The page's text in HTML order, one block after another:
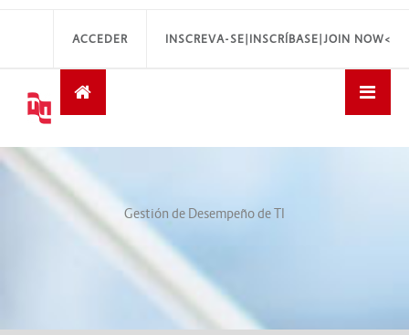
INSCREVA-SE|INSCRÍBASE|JOIN NOW<
ACCEDER
Gestión de Desempeño de TI